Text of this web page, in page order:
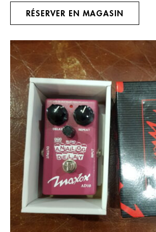
RÉSERVER EN MAGASIN